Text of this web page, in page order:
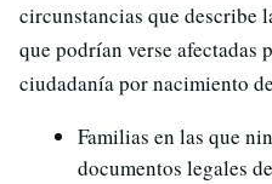
circunstancias que describe
que podrían verse afectadas
ciudadanía por nacimiento
Familias en las que
documentos legales